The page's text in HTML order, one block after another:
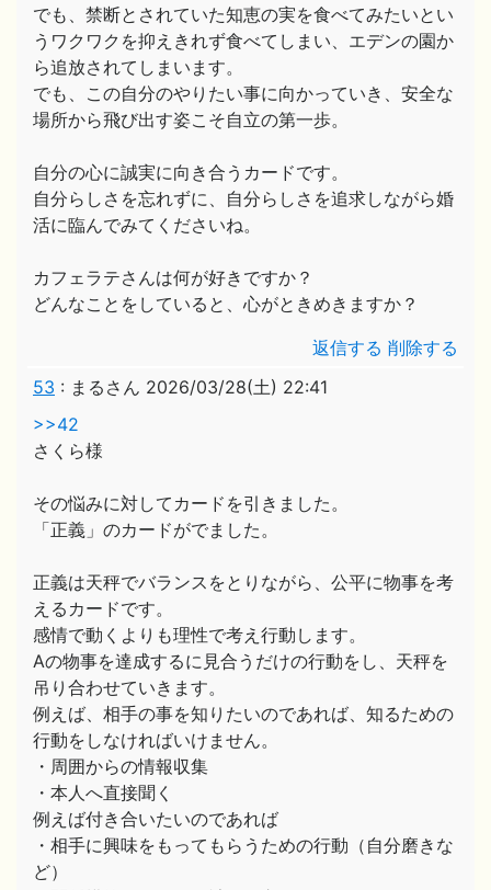
でも、禁断とされていた知恵の実を食べてみたいとい
うワクワクを抑えきれず食べてしまい、エデンの園か
ら追放されてしまいます。
でも、この自分のやりたい事に向かっていき、安全な
場所から飛び出す姿こそ自立の第一歩。
自分の心に誠実に向き合うカードです。
自分らしさを忘れずに、自分らしさを追求しながら婚
活に臨んでみてくださいね。
カフェラテさんは何が好きですか？
どんなことをしていると、心がときめきますか？
返信する 削除する
53 : まるさん 2026/03/28(土) 22:41
>>42
さくら様
その悩みに対してカードを引きました。
「正義」のカードがでました。
正義は天秤でバランスをとりながら、公平に物事を考
えるカードです。
感情で動くよりも理性で考え行動します。
Aの物事を達成するに見合うだけの行動をし、天秤を
吊り合わせていきます。
例えば、相手の事を知りたいのであれば、知るための
行動をしなければいけません。
・周囲からの情報収集
・本人へ直接聞く
例えば付き合いたいのであれば
・相手に興味をもってもらうための行動（自分磨きな
ど）